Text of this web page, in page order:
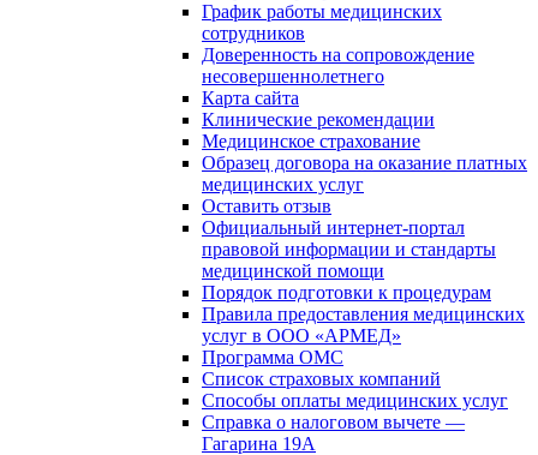
График работы медицинских
сотрудников
Доверенность на сопровождение
несовершеннолетнего
Карта сайта
Клинические рекомендации
Медицинское страхование
Образец договора на оказание платных
медицинских услуг
Оставить отзыв
Официальный интернет-портал
правовой информации и стандарты
медицинской помощи
Порядок подготовки к процедурам
Правила предоставления медицинских
услуг в ООО «АРМЕД»
Программа ОМС
Список страховых компаний
Способы оплаты медицинских услуг
Справка о налоговом вычете —
Гагарина 19А